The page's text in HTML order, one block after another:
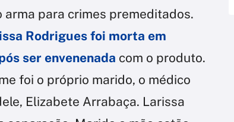
arma para crimes premeditados.
Rodrigues foi morta em
ser envenenada com o produto.
foi o próprio marido, o médico
Elizabete Arrabaça. Larissa